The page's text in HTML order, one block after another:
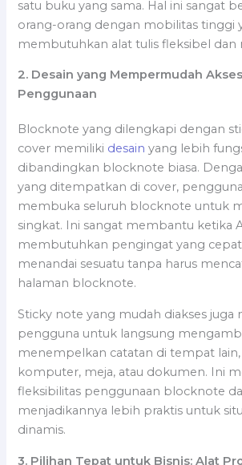
satu buku yang sama. Hal ini sangat
orang-orang dengan mobilitas tinggi
membutuhkan alat tulis fleksibel dan
2. Desain yang Mempermudah
Penggunaan
Blocknote yang dilengkapi dengan
cover memiliki desain yang lebih
dibandingkan blocknote biasa.
yang ditempatkan di cover,
membuka seluruh blocknote untuk
singkat. Ini sangat membantu ketika
membutuhkan pengingat yang
menandai sesuatu tanpa harus
halaman blocknote.
Sticky note yang mudah diakses
pengguna untuk langsung
menempelkan catatan di tempat
komputer, meja, atau dokumen. Ini
fleksibilitas penggunaan blocknote
menjadikannya lebih praktis untuk
dinamis.
3. Pilihan Tepat untuk Bisnis: Alat